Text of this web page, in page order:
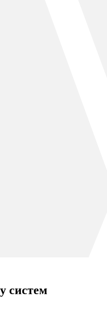
систем